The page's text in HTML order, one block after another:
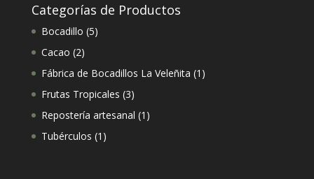
Categorías de Productos
Bocadillo 55
Cacao 22
productos
Fábrica de Bocadillos La Veleñita 1 1
Frutas Tropicales 33
productos
Repostería artesanal 1 1
Tubérculos 1 1